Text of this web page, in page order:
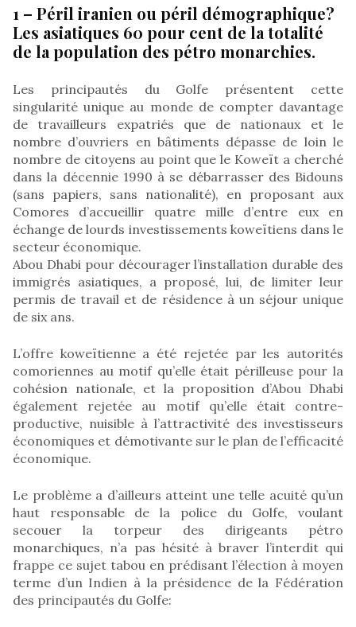
1 – Péril iranien ou péril démographique?
Les asiatiques 60 pour cent de la totalité
de la population des pétro monarchies.
Les principautés du Golfe présentent cette
singularité unique au monde de compter davantage
de travailleurs expatriés que de nationaux et le
nombre d’ouvriers en bâtiments dépasse de loin le
nombre de citoyens au point que le Koweït a cherché
dans la décennie 1990 à se débarrasser des Bidouns
(sans papiers, sans nationalité), en proposant aux
Comores d’accueillir quatre mille d’entre eux en
échange de lourds investissements koweïtiens dans le
secteur économique.
Abou Dhabi pour décourager l’installation durable des
immigrés asiatiques, a proposé, lui, de limiter leur
permis de travail et de résidence à un séjour unique
de six ans.
L’offre koweïtienne a été rejetée par les autorités
comoriennes au motif qu’elle était périlleuse pour la
cohésion nationale, et la proposition d’Abou Dhabi
également rejetée au motif qu’elle était contre-
productive, nuisible à l’attractivité des investisseurs
économiques et démotivante sur le plan de l’efficacité
économique.
Le problème a d’ailleurs atteint une telle acuité qu’un
haut responsable de la police du Golfe, voulant
secouer la torpeur des dirigeants pétro
monarchiques, n’a pas hésité à braver l’interdit qui
frappe ce sujet tabou en prédisant l’élection à moyen
terme d’un Indien à la présidence de la Fédération
des principautés du Golfe: